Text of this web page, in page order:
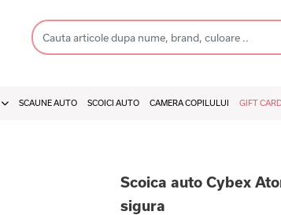
SCAUNE AUTO SCOICI AUTO CAMERA COPILULUI GIFT
Scoica auto Cybex
sigura